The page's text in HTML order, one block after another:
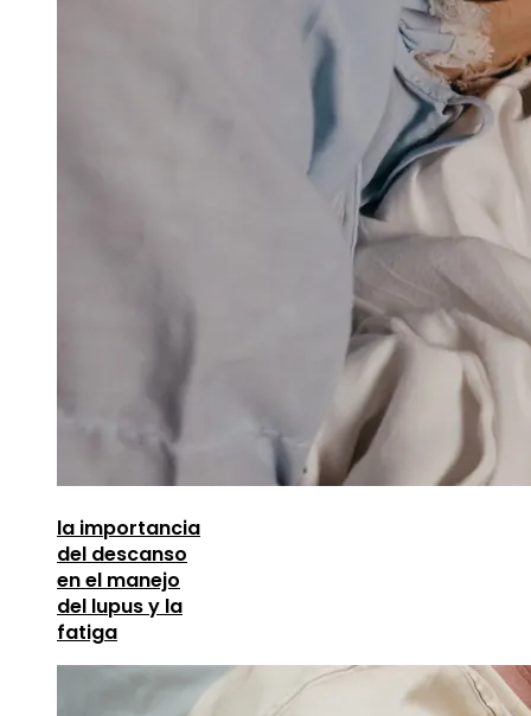
la importancia
del descanso
en el manejo
del lupus y la
fatiga